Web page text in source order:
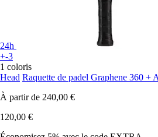
24h
+-3
1 coloris
Head Raquette de padel Graphene 360 +
À partir de 240,00 €
120,00 €